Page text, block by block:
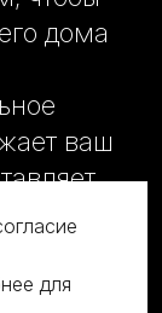
дома
ваш
для